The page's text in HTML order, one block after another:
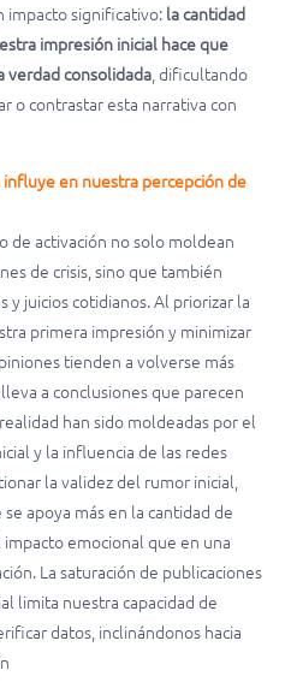
impacto significativo: la cantidad
impresión inicial hace que
verdad consolidada, dificultando
o contrastar esta narrativa con
en nuestra percepción de
de activación no solo moldean
de crisis, sino que también
juicios cotidianos. Al priorizar la
primera impresión y minimizar
tienden a volverse más
a conclusiones que parecen
han sido moldeadas por el
y la influencia de las redes
la validez del rumor inicial,
apoya más en la cantidad de
emocional que en una
La saturación de publicaciones
limita nuestra capacidad de
datos, inclinándonos hacia